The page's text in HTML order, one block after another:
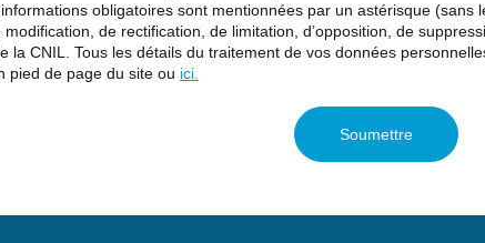
obligatoires sont mentionnées par un astérisque
modification, de rectification, de limitation, d’opposition, de
la CNIL. Tous les détails du traitement de vos données
pied de page du site ou ici.